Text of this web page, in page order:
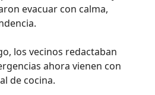
evacuar con calma,
los vecinos redactaban
ahora vienen con
de cocina.